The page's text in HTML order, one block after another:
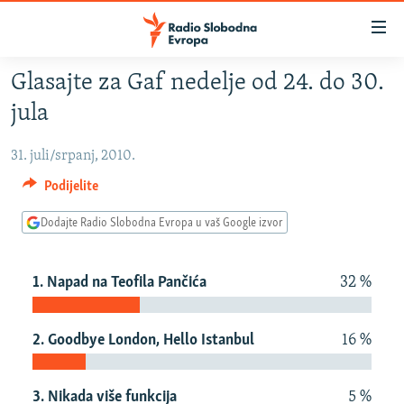
Pređite
na
glavni
Pređite
glavnu
navigaciju
pretragu
SRBIJA
KOSOVO
CRNA GORA
VIDEO
INFOGRAFIKE
PODCASTI
KINA NA BALKANU
RSE PRIČE IZ SVIJETA
Glasajte za Gaf nedelje od 24. do 30.
jula
31. juli/srpanj, 2010.
Podijelite
Dodajte Radio Slobodna Evropa u vaš Google izvor
1. Napad na Teofila Pančića 32 %
2. Goodbye London, Hello Istanbul 16 %
3. Nikada više funkcija 5 %